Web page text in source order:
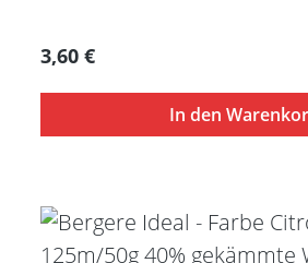
Regulärer Preis:
3,60 €
In den